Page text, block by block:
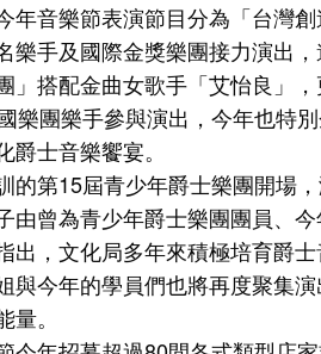
年音樂節表演節目分為「台灣
樂手及國際金獎樂團接力演出
」搭配金曲女歌手「艾怡良」
樂團樂手參與演出，今年也特
士音樂饗宴。
的第15屆青少年爵士樂團開場
由曾為青少年爵士樂團團員、
出，文化局多年來積極培育爵
與今年的學員們也將再度聚集
。